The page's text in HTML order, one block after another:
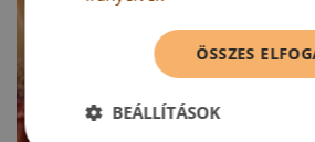
ÖSSZES
BEÁLLÍTÁSOK